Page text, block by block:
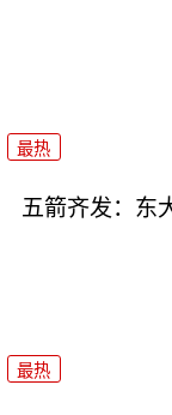
最热
五箭齐发：东
最热